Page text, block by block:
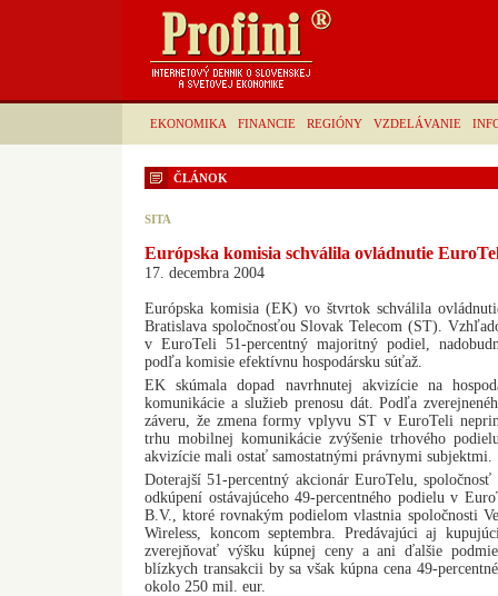
EKONOMIKA FINANCIE REGIÓNY VZDELÁVANIE
ČLÁNOK
SITA
Európska komisia schválila ovládnutie
17. decembra 2004
Európska komisia (EK) vo štvrtok schválila
Bratislava spoločnosťou Slovak Telecom (ST).
v EuroTeli 51-percentný majoritný podiel,
podľa komisie efektívnu hospodársku súťaž.
EK skúmala dopad navrhnutej akvizície na
komunikácie a služieb prenosu dát. Podľa
záveru, že zmena formy vplyvu ST v EuroTeli
trhu mobilnej komunikácie zvýšenie trhového
akvizície mali ostať samostatnými právnymi subjektmi.
Doterajší 51-percentný akcionár EuroTelu,
odkúpení ostávajúceho 49-percentného podielu v
B.V., ktoré rovnakým podielom vlastnia spoločnosti
Wireless, koncom septembra. Predávajúci aj
zverejňovať výšku kúpnej ceny a ani ďalšie
blízkych transakcii by sa však kúpna cena 49-
okolo 250 mil. eur.